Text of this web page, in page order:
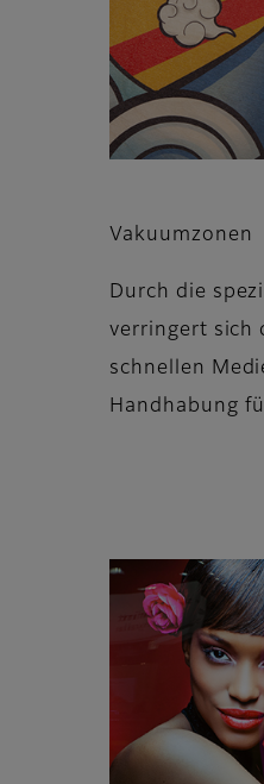
Vakuumzonen
Durch die
verringert sich
schnellen
Handhabung